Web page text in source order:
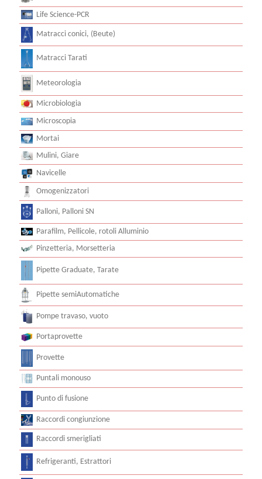
Life Science-PCR
Matracci conici, (Beute)
Matracci Tarati
Meteorologia
Microbiologia
Microscopia
Mortai
Mulini, Giare
Navicelle
Omogenizzatori
Palloni, Palloni SN
Parafilm, Pellicole, rotoli Alluminio
Pinzetteria, Morsetteria
Pipette Graduate, Tarate
Pipette semiAutomatiche
Pompe travaso, vuoto
Portaprovette
Provette
Puntali monouso
Punto di fusione
Raccordi congiunzione
Raccordi smerigliati
Refrigeranti, Estrattori